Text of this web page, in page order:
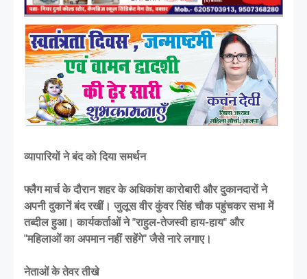
व्यापारियों ने बंद को दिया समर्थन
फ्लैग मार्च के दौरान शहर के अधिकांश कारोबारी और दुकानदारों ने
अपनी दुकानें बंद रखीं। जुलूस वीर कुंवर सिंह चौक पहुंचकर सभा में
तब्दील हुआ। कार्यकर्ताओं ने "राहुल-तेजस्वी हाय-हाय" और
"महिलाओं का अपमान नहीं सहेंगे" जैसे नारे लगाए।
नेताओं के तेवर तीखे